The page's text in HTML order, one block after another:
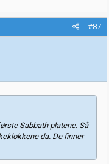
#87
Sabbath platene. Så
da. De finner